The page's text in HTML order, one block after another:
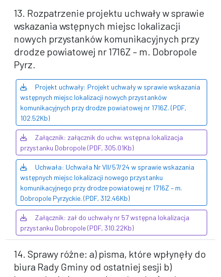
13. Rozpatrzenie projektu uchwały w sprawie
wskazania wstępnych miejsc lokalizacji
nowych przystanków komunikacyjnych przy
drodze powiatowej nr 1716Z – m. Dobropole
Pyrz.
Projekt uchwały: Projekt uchwały w sprawie wskazania
wstępnych miejsc lokalizacji nowych przystanków
komunikacyjnych przy drodze powiatowej nr 1716Z. (PDF,
102.52Kb)
Załącznik: załącznik do uchw. wstępna lokalizacja
przystanku Dobropole (PDF, 305.01Kb)
Uchwała: Uchwała Nr VII/57/24 w sprawie wskazania
wstępnych miejsc lokalizacji nowego przystanku
komunikacyjnego przy drodze powiatowej nr 1716Z – m.
Dobropole Pyrzyckie. (PDF, 312.46Kb)
Załącznik: zał do uchwały nr 57 wstępna lokalizacja
przystanku Dobropole (PDF, 310.22Kb)
14. Sprawy różne: a) pisma, które wpłynęły do
biura Rady Gminy od ostatniej sesji b)